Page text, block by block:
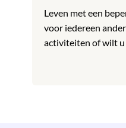
Leven met een
voor iedereen
activiteiten of wilt u